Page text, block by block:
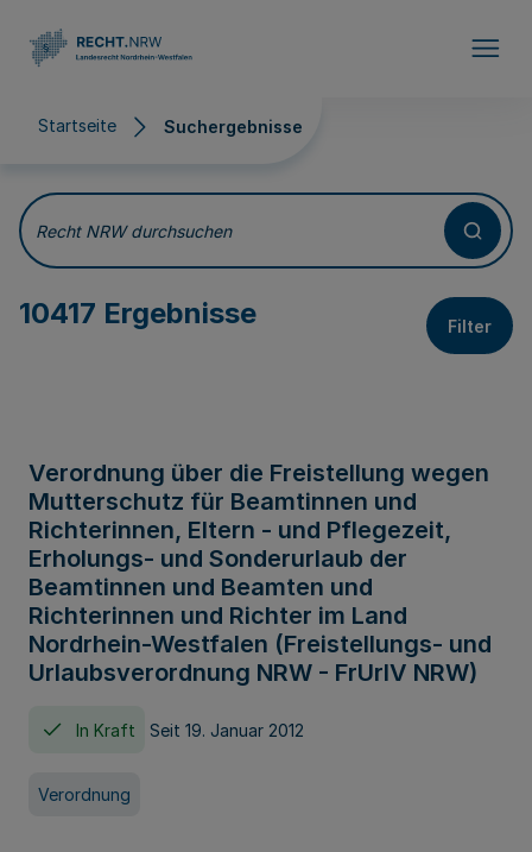
Startseite Suchergebnisse
Suchergebnisse
Recht NRW durchsuchen
10417 Ergebnisse Filter
Verordnung über die Freistellung wegen
Mutterschutz für Beamtinnen und
Richterinnen, Eltern - und Pflegezeit,
Erholungs- und Sonderurlaub der
Beamtinnen und Beamten und
Richterinnen und Richter im Land
Nordrhein-Westfalen (Freistellungs- und
Urlaubsverordnung NRW - FrUrlV NRW)
In Kraft Seit 19. Januar 2012
Verordnung